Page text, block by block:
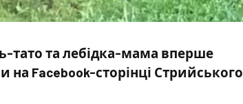
тато та лебідка-мама вперше
Facebook-сторінці Стрийського